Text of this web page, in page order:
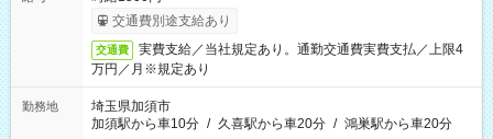
交通費別途支給あり
交通費
実費支給／当社規定あり。通勤交通費実費支払／上限4
万円／月※規定あり
勤務地
埼玉県加須市
加須駅から車10分 / 久喜駅から車20分 / 鴻巣駅から車20分